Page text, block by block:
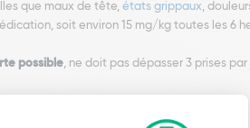
que maux de tête, états grippaux,
soit environ 15 mg/kg toutes les 6
possible, ne doit pas dépasser 3 prises